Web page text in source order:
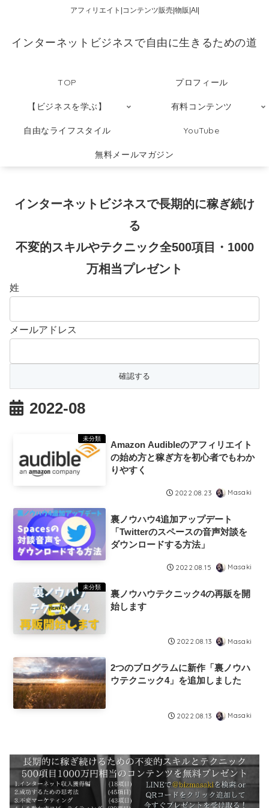
アフィリエイト|コンテンツ販売|物販|AI|
インターネットビジネスで自由に生きるための道
TOP プロフィール
【ビジネスを学ぶ】 有料コンテンツ
自由なライフスタイル YouTube
無料メールマガジン
インターネットビジネスで長期的に稼ぎ続け
る
不変的スキルやテクニック全500項目・1000
万相当プレゼント
姓
メールアドレス
2022-08
未分類
Amazon Audibleのアフィリエイト
の始め方と稼ぎ方を初心者でもわか
りやすく
2022.08.23 Masaki
裏ノウハウ4追加アップデート
「Twitterのスペースの音声対談を
ダウンロードする方法」
2022.08.15 Masaki
未分類
裏ノウハウテクニック4の再販を開
始します
2022.08.13 Masaki
2つのプログラムに新作「裏ノウハ
ウテクニック4」を追加しました
2022.08.13 Masaki